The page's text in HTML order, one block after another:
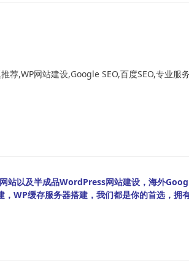
荐,WP网站建设,Google SEO,百度SEO,专业服
站以及半成品WordPress网站建设，海外
WP缓存服务器搭建，我们都是你的首选，拥